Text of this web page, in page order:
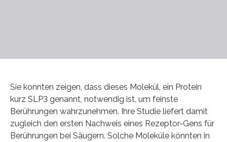
Sie konnten zeigen, dass dieses Molekül, ein Protein
kurz SLP3 genannt, notwendig ist, um feinste
Berührungen wahrzunehmen. Ihre Studie liefert damit
zugleich den ersten Nachweis eines Rezeptor-Gens für
Berührungen bei Säugern. Solche Moleküle könnten in